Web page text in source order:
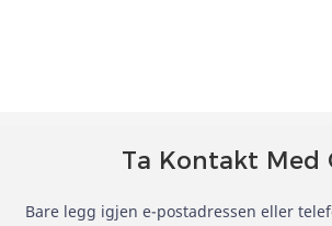
Ta Kontakt Med
Bare legg igjen e-postadressen eller